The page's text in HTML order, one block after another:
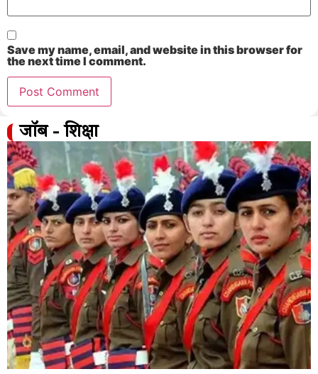
Save my name, email, and website in this browser for
the next time I comment.
जॉब - शिक्षा